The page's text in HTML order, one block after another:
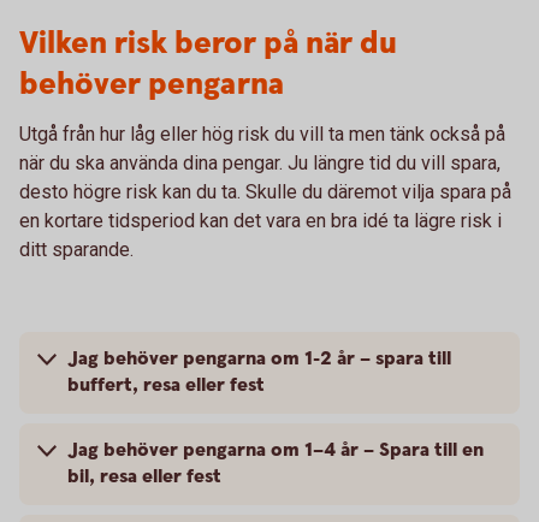
Vilken risk beror på när du
behöver pengarna
Utgå från hur låg eller hög risk du vill ta men tänk också på
när du ska använda dina pengar. Ju längre tid du vill spara,
desto högre risk kan du ta. Skulle du däremot vilja spara på
en kortare tidsperiod kan det vara en bra idé ta lägre risk i
ditt sparande.
Jag behöver pengarna om 1-2 år – spara till
buffert, resa eller fest
Jag behöver pengarna om 1–4 år – Spara till en
bil, resa eller fest